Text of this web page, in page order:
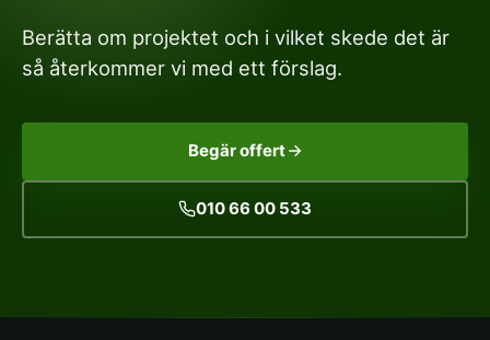
Berätta om projektet och i vilket skede det är
så återkommer vi med ett förslag.
Begär offert
010 66 00 533